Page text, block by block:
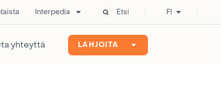
Interpedia Etsi FI
yhteyttä LAHJOITA